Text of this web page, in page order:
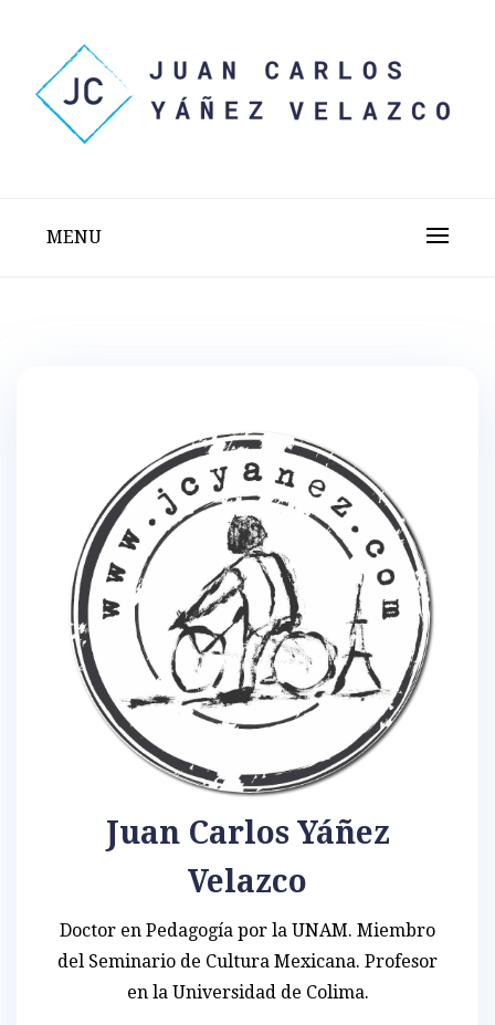
content
MENU
Juan Carlos Yáñez
Velazco
Doctor en Pedagogía por la UNAM. Miembro
del Seminario de Cultura Mexicana. Profesor
en la Universidad de Colima.